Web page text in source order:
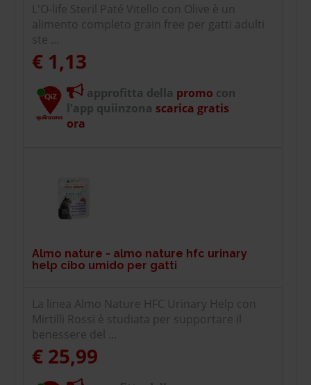
L'O-life Steril Paté Vitello con Olive è un
alimento completo grain free per gatti adulti
ste ...
€ 1,13
approfitta della promo con
l'app quiinzona scarica gratis
ora
Almo nature - almo nature hfc urinary
help cibo umido per gatti
La linea Almo Nature HFC Urinary Help con
Mirtilli Rossi è studiata per supportare il
benessere del ...
€ 25,99